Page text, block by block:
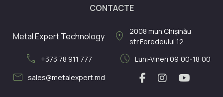
CONTACTE
Metal Expert Technology location_on 2008 mun.Chișinău
str.Feredeului 12
call +373 78 911 777 schedule Luni-Vineri 09:00-18:00
mail sales@metalexpert.md